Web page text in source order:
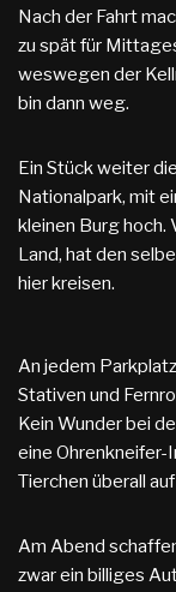
Nach der Fahrt
zu spät für
weswegen der
bin dann weg.
Ein Stück weiter
Nationalpark, mit
kleinen Burg hoch.
Land, hat den
hier kreisen.
An jedem
Stativen und
Kein Wunder bei
eine Ohrenkneifer-
Tierchen überall
Am Abend
zwar ein billiges